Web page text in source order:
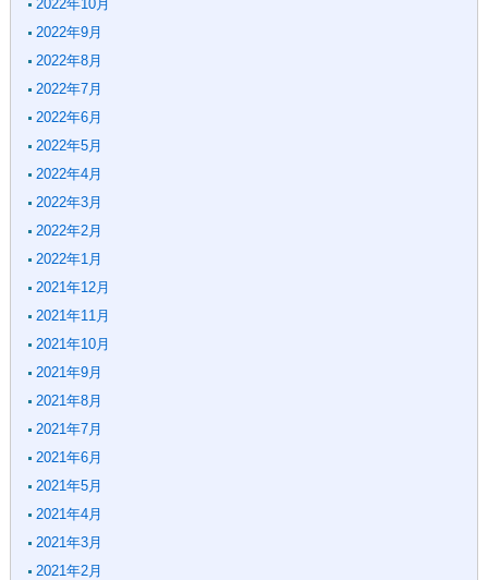
2022年10月
2022年9月
2022年8月
2022年7月
2022年6月
2022年5月
2022年4月
2022年3月
2022年2月
2022年1月
2021年12月
2021年11月
2021年10月
2021年9月
2021年8月
2021年7月
2021年6月
2021年5月
2021年4月
2021年3月
2021年2月